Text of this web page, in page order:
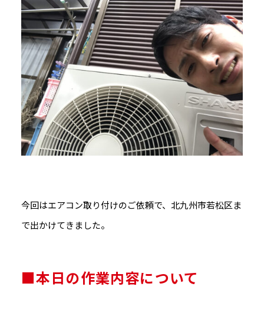
今回はエアコン取り付けのご依頼で、北九州市若松区ま
で出かけてきました。
■本日の作業内容について